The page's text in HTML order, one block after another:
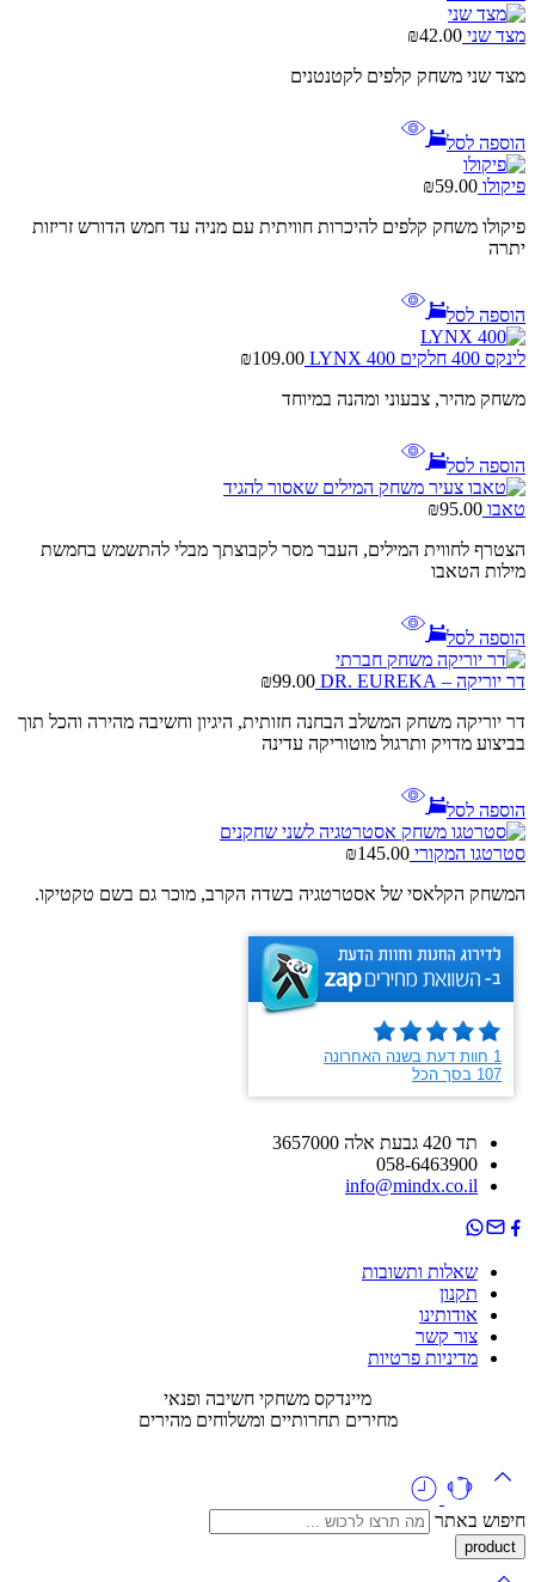
מצד שני ₪42.00
מצד שני משחק קלפים לקטנטנים
הוספה לסל
פיקולו ₪59.00
פיקולו משחק קלפים להיכרות חוויתית עם מניה עד חמש הדורש זריזות
יתרה
הוספה לסל
לינקס 400 חלקים LYNX 400 ₪109.00
משחק מהיר, צבעוני ומהנה במיוחד
הוספה לסל
טאבו ₪95.00
הצטרף לחווית המילים, העבר מסר לקבוצתך מבלי להתשמש בחמשת
מילות הטאבו
הוספה לסל
דר יוריקה – DR. EUREKA ₪99.00
דר יוריקה משחק המשלב הבחנה חזותית, היגיון וחשיבה מהירה והכל תוך
בביצוע מדויק ותרגול מוטוריקה עדינה
הוספה לסל
סטרטגו המקורי ₪145.00
המשחק הקלאסי של אסטרטגיה בשדה הקרב, מוכר גם בשם טקטיקו.
תד 420 גבעת אלה 3657000
058-6463900
info@mindx.co.il
שאלות ותשובות
תקנון
אודותינו
צור קשר
מדיניות פרטיות
מיינדקס משחקי חשיבה ופנאי
מחירים תחרותיים ומשלוחים מהירים
חיפוש באתר